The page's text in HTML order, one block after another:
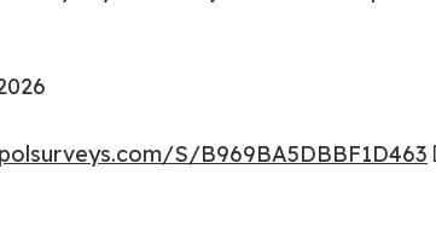
S/B969BA5DBBF1D463